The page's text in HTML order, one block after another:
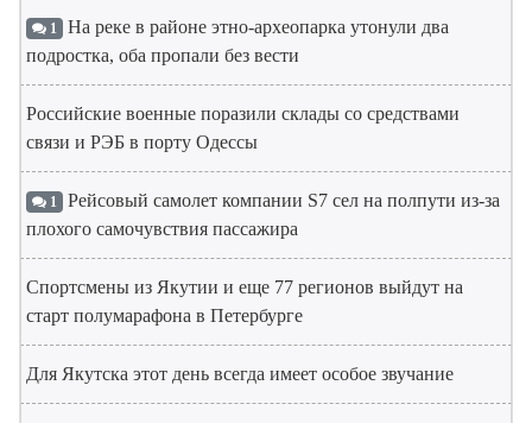
1 На реке в районе этно-археопарка утонули два
подростка, оба пропали без вести
Российские военные поразили склады со средствами
связи и РЭБ в порту Одессы
1 Рейсовый самолет компании S7 сел на полпути из-за
плохого самочувствия пассажира
Спортсмены из Якутии и еще 77 регионов выйдут на
старт полумарафона в Петербурге
Для Якутска этот день всегда имеет особое звучание